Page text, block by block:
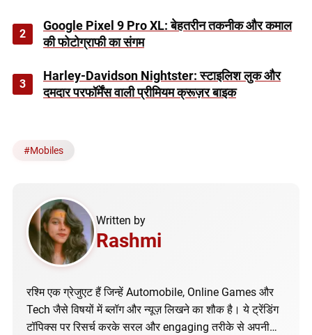
2
Google Pixel 9 Pro XL: बेहतरीन तकनीक और कमाल
की फोटोग्राफी का संगम
3
Harley-Davidson Nightster: स्टाइलिश लुक और
दमदार परफॉर्मेंस वाली प्रीमियम क्रूज़र बाइक
#Mobiles
Written by
Rashmi
रश्मि एक ग्रेजुएट हैं जिन्हें Automobile, Online Games और
Tech जैसे विषयों में ब्लॉग और न्यूज़ लिखने का शौक है। ये ट्रेंडिंग
टॉपिक्स पर रिसर्च करके सरल और engaging तरीके से अपनी